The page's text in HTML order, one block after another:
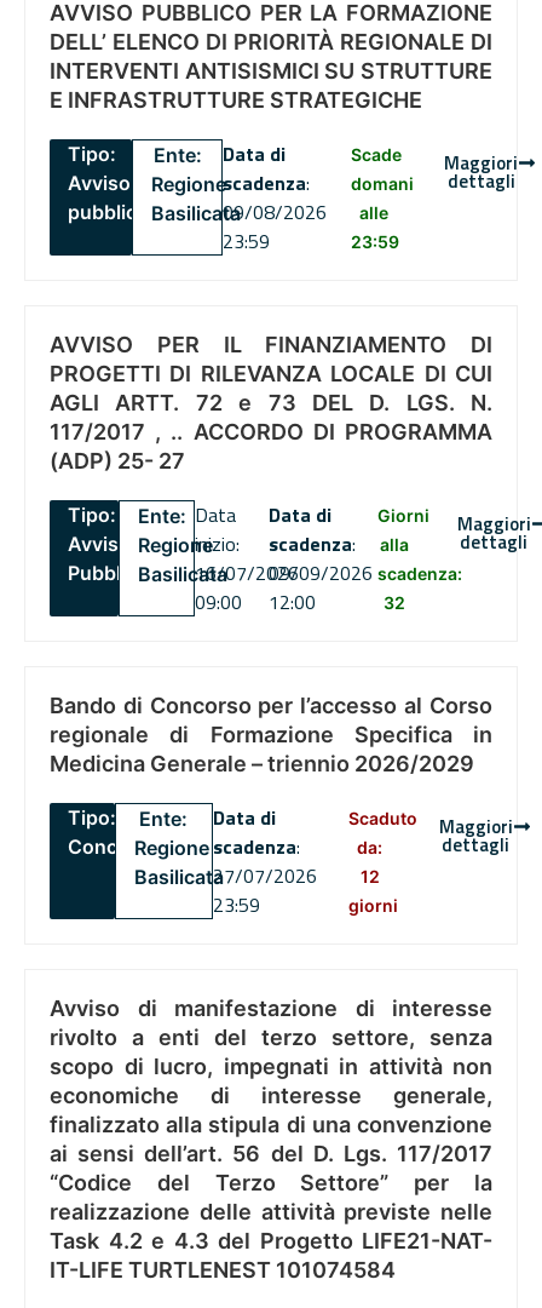
AVVISO PUBBLICO PER LA FORMAZIONE
DELL’ ELENCO DI PRIORITÀ REGIONALE DI
INTERVENTI ANTISISMICI SU STRUTTURE
E INFRASTRUTTURE STRATEGICHE
Tipo:
Avviso
pubblico
Ente:
Regione
Basilicata
Data di
scadenza:
09/08/2026
23:59
Scade
domani
alle
23:59
Maggiori
dettagli
AVVISO PER IL FINANZIAMENTO DI
PROGETTI DI RILEVANZA LOCALE DI CUI
AGLI ARTT. 72 e 73 DEL D. LGS. N.
117/2017 , .. ACCORDO DI PROGRAMMA
(ADP) 25- 27
Tipo:
Avviso
Pubblico
Ente:
Regione
Basilicata
Data
inizio:
16/07/2026
09:00
Data di
scadenza:
09/09/2026
12:00
Giorni
alla
scadenza:
32
Maggiori
dettagli
Bando di Concorso per l’accesso al Corso
regionale di Formazione Specifica in
Medicina Generale – triennio 2026/2029
Tipo:
Concorsi
Ente:
Regione
Basilicata
Data di
scadenza:
27/07/2026
23:59
Scaduto
da:
12
giorni
Maggiori
dettagli
Avviso di manifestazione di interesse
rivolto a enti del terzo settore, senza
scopo di lucro, impegnati in attività non
economiche di interesse generale,
finalizzato alla stipula di una convenzione
ai sensi dell’art. 56 del D. Lgs. 117/2017
“Codice del Terzo Settore” per la
realizzazione delle attività previste nelle
Task 4.2 e 4.3 del Progetto LIFE21-NAT-
IT-LIFE TURTLENEST 101074584